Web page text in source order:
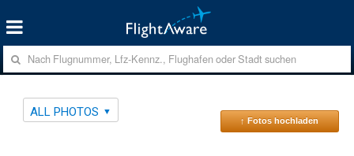
ALL PHOTOS
↑ Fotos hochladen